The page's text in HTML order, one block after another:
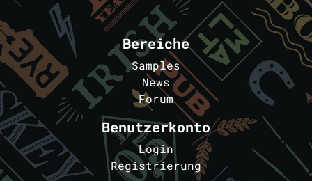
Bereiche
Samples
News
Forum
Benutzerkonto
Login
Registrierung